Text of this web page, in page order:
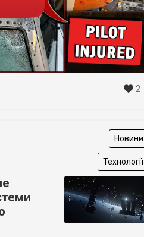
2
Новини
Технології